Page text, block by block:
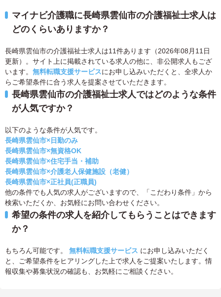
マイナビ介護職に長崎県雲仙市の介護福祉士求人は
どのくらいありますか？
長崎県雲仙市の介護福祉士求人は11件あります（2026年08月11日
更新）。サイト上に掲載されている求人の他に、非公開求人もござ
います。 無料転職支援サービスにお申し込みいただくと、全求人か
らご希望条件に合う求人を提案させていただきます。
長崎県雲仙市の介護福祉士求人ではどのような条件
が人気ですか？
以下のような条件が人気です。
長崎県雲仙市×日勤のみ
長崎県雲仙市×無資格OK
長崎県雲仙市×住宅手当・補助
長崎県雲仙市×介護老人保健施設（老健）
長崎県雲仙市×正社員(正職員)
他の条件でも人気の求人がございますので、「こだわり条件」から
検索いただくか、お気軽にお問い合わせください。
希望の条件の求人を紹介してもらうことはできます
か？
もちろん可能です。 無料転職支援サービス にお申し込みいただく
と、ご希望条件をヒアリングした上で求人をご提案いたします。情
報収集や募集状況の確認も、お気軽にご相談ください。